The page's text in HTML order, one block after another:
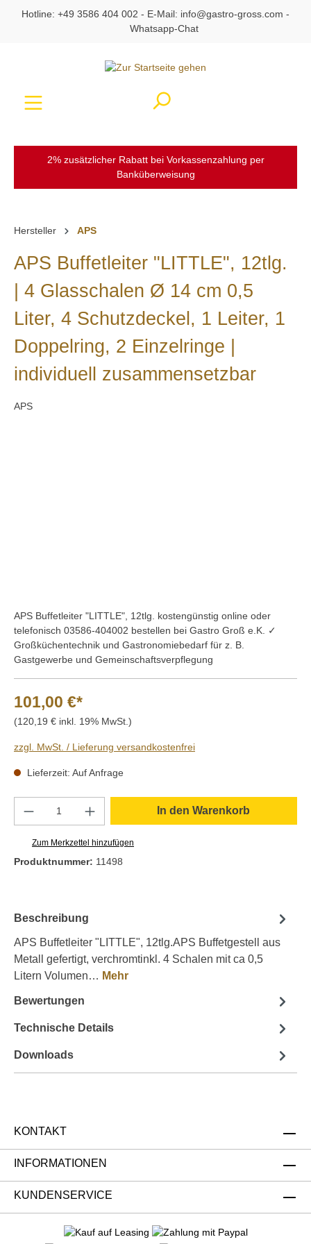
springen
Hotline: +49 3586 404 002 - E-Mail: info@gastro-gross.com -
Whatsapp-Chat
2% zusätzlicher Rabatt bei Vorkassenzahlung per
Banküberweisung
Hersteller APS
APS Buffetleiter "LITTLE", 12tlg.
| 4 Glasschalen Ø 14 cm 0,5
Liter, 4 Schutzdeckel, 1 Leiter, 1
Doppelring, 2 Einzelringe |
individuell zusammensetzbar
APS
APS Buffetleiter "LITTLE", 12tlg. kostengünstig online oder
telefonisch 03586-404002 bestellen bei Gastro Groß e.K. ✓
Großküchentechnik und Gastronomiebedarf für z. B.
Gastgewerbe und Gemeinschaftsverpflegung
101,00 €*
(120,19 € inkl. 19% MwSt.)
zzgl. MwSt. / Lieferung versandkostenfrei
Lieferzeit: Auf Anfrage
Produkt Anzahl: Gib den gewünschten
In den Warenkorb
Zum Merkzettel hinzufügen
Produktnummer: 11498
Beschreibung
APS Buffetleiter "LITTLE", 12tlg.APS Buffetgestell aus
Metall gefertigt, verchromtinkl. 4 Schalen mit ca 0,5
Litern Volumen… Mehr
Bewertungen
Technische Details
Downloads
KONTAKT
INFORMATIONEN
KUNDENSERVICE